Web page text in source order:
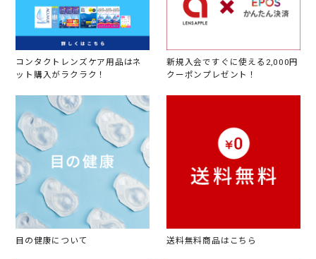
コンタクトレンズケア用品はネ
ット購入がラクラク！
新規入会ですぐに使える2,000円
クーポンプレゼント！
目の健康について 送料無料商品はこちら